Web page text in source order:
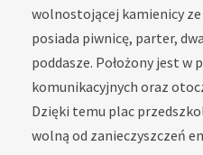
wolnostojącej kamienicy
posiada piwnicę, parter,
poddasze. Położony jest w
komunikacyjnych oraz
Dzięki temu plac
wolną od zanieczyszczeń